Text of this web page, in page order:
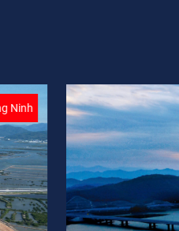
Quảng Ninh